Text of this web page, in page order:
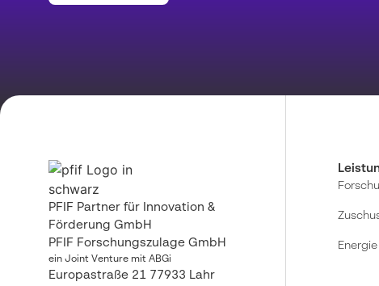
PFIF Partner für Innovation &
Förderung GmbH
PFIF Forschungszulage GmbH
ein Joint Venture mit ABGi
Europastraße 21 77933 Lahr